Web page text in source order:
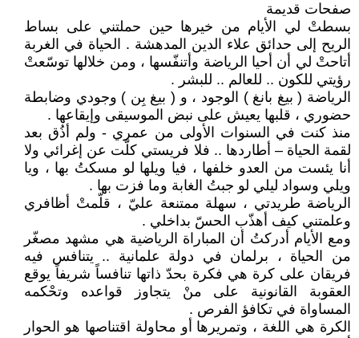
صفحات قديمة
بسطتْ لي الأيام من خيرها حين حملتني على بساط
الريح إلى حدائق علاء الدين المدهشة . الحياة في الغربة
أتاحتْ لي أن أحيا الرياضة وأتنفّسها ، ومن خلالها توسّعتْ
رؤيتي للكون .. للعالم .. للبشر .
الرياضة ( بيغ بانغ ) الوجود ، و ( بيغ بِن ) وجودي وضابطة
حضوري ، قلبها يعيش على نبض الموسيقى وإيقاعها .
منذ كنت في السنوات الأولى من عمري - ولم أذُق بعد
لقمة الحياة – أطاردها .. فلا فريستي كلّت عن إغرائي ولا
أنا يئست من العدو خلفها ، فيا ويلها لو مسكتُ بها ، ويا
ويلي وسواد ليلي لو جبتُ الغابة وما فزت بها .
الرياضة طريدتي ، سهلة ممتنعة عليّ ، قلّمتْ أظافري
وعلمتني كيف أهذّب الحسّ بداخلي .
ومع الأيام أدركتُ أن المباراة الرياضية هي مشهد مصغّر
من الحياة ، برلمان في دولة علمانية .. يتنافس فيه
فريقان على كرة هي فكرة بحدّ ذاتها تنافساً شريفاً يوقع
العقوبة القانونية على منْ يتجاوز قواعده وتحْكمه
المساواة في تكافؤ الفرص .
الكرة هي اللغة ، وتمريرها أو محاولة اقتناصها هو الحوار